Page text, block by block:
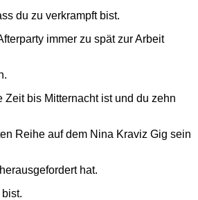
du zu verkrampft bist.
immer zu spät zur Arbeit
Zeit bis Mitternacht ist und du zehn
Reihe auf dem Nina Kraviz Gig sein
hat.